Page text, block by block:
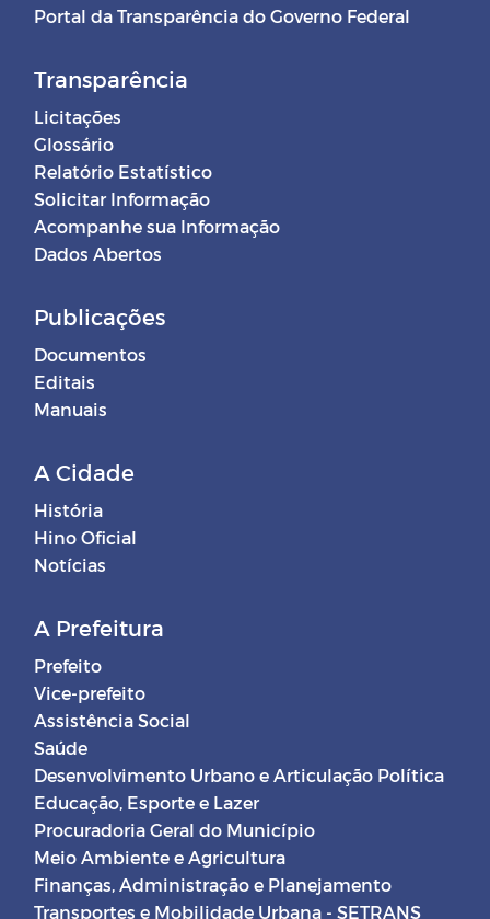
Portal da Transparência do Governo Federal
Transparência
Licitações
Glossário
Relatório Estatístico
Solicitar Informação
Acompanhe sua Informação
Dados Abertos
Publicações
Documentos
Editais
Manuais
A Cidade
História
Hino Oficial
Notícias
A Prefeitura
Prefeito
Vice-prefeito
Assistência Social
Saúde
Desenvolvimento Urbano e Articulação Política
Educação, Esporte e Lazer
Procuradoria Geral do Município
Meio Ambiente e Agricultura
Finanças, Administração e Planejamento
Transportes e Mobilidade Urbana - SETRANS